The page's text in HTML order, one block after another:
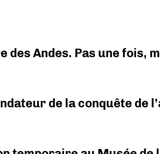
des Andes. Pas une fois,
de la conquête de